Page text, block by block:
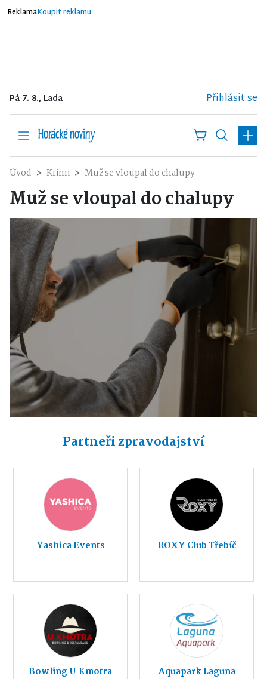
ReklamaKoupit reklamu
Pá 7. 8., Lada Přihlásit se
Úvod Krimi Muž se vloupal do chalupy
Muž se vloupal do chalupy
Partneři zpravodajství
Yashica Events ROXY Club Třebíč
Bowling U Kmotra Aquapark Laguna